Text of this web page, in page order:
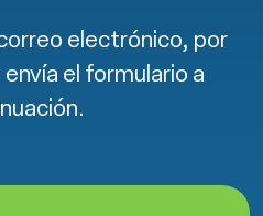
electrónico, por
el formulario a